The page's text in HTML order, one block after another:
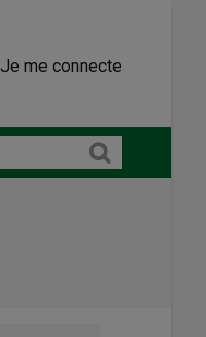
Je me connecte